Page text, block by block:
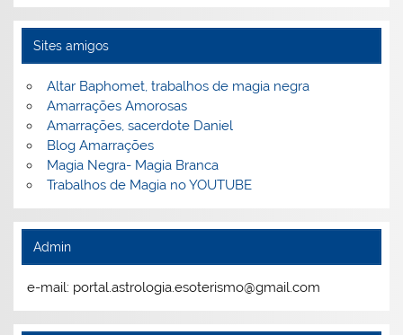
Sites amigos
Altar Baphomet, trabalhos de magia negra
Amarrações Amorosas
Amarrações, sacerdote Daniel
Blog Amarrações
Magia Negra- Magia Branca
Trabalhos de Magia no YOUTUBE
Admin
e-mail: portal.astrologia.esoterismo@gmail.com